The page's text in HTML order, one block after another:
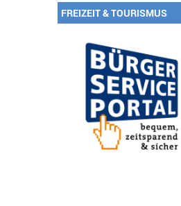
FREIZEIT & TOURISMUS